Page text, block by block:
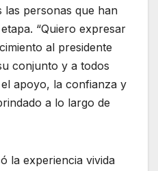
las personas que han
“Quiero expresar
al presidente
conjunto y a todos
apoyo, la confianza y
a lo largo de
la experiencia vivida